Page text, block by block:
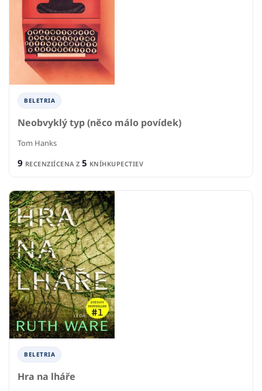
BELETRIA
Neobvyklý typ (něco málo povídek)
Tom Hanks
9 RECENZIÍCENA Z 5 KNÍHKUPECTIEV
BELETRIA
Hra na lháře